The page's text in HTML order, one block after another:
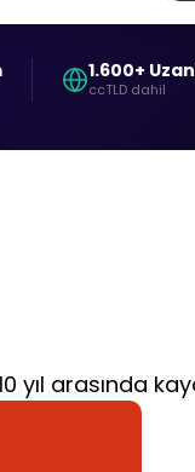
1.600+
ccTLD dahil
yıl arasında